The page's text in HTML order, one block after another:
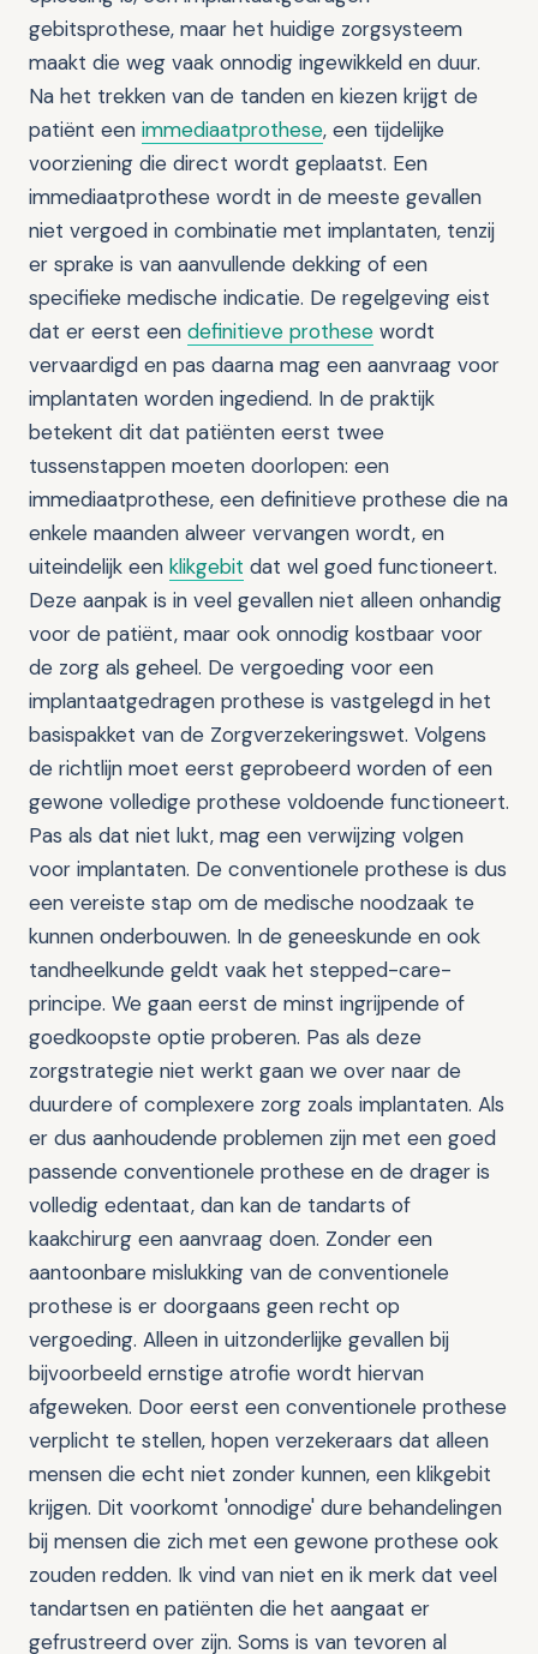
gebitsprothese, maar het huidige zorgsysteem
maakt die weg vaak onnodig ingewikkeld en duur.
Na het trekken van de tanden en kiezen krijgt de
patiënt een immediaatprothese, een tijdelijke
voorziening die direct wordt geplaatst. Een
immediaatprothese wordt in de meeste gevallen
niet vergoed in combinatie met implantaten, tenzij
er sprake is van aanvullende dekking of een
specifieke medische indicatie. De regelgeving eist
dat er eerst een definitieve prothese wordt
vervaardigd en pas daarna mag een aanvraag voor
implantaten worden ingediend. In de praktijk
betekent dit dat patiënten eerst twee
tussenstappen moeten doorlopen: een
immediaatprothese, een definitieve prothese die na
enkele maanden alweer vervangen wordt, en
uiteindelijk een klikgebit dat wel goed functioneert.
Deze aanpak is in veel gevallen niet alleen onhandig
voor de patiënt, maar ook onnodig kostbaar voor
de zorg als geheel. De vergoeding voor een
implantaatgedragen prothese is vastgelegd in het
basispakket van de Zorgverzekeringswet. Volgens
de richtlijn moet eerst geprobeerd worden of een
gewone volledige prothese voldoende functioneert.
Pas als dat niet lukt, mag een verwijzing volgen
voor implantaten. De conventionele prothese is dus
een vereiste stap om de medische noodzaak te
kunnen onderbouwen. In de geneeskunde en ook
tandheelkunde geldt vaak het stepped-care-
principe. We gaan eerst de minst ingrijpende of
goedkoopste optie proberen. Pas als deze
zorgstrategie niet werkt gaan we over naar de
duurdere of complexere zorg zoals implantaten. Als
er dus aanhoudende problemen zijn met een goed
passende conventionele prothese en de drager is
volledig edentaat, dan kan de tandarts of
kaakchirurg een aanvraag doen. Zonder een
aantoonbare mislukking van de conventionele
prothese is er doorgaans geen recht op
vergoeding. Alleen in uitzonderlijke gevallen bij
bijvoorbeeld ernstige atrofie wordt hiervan
afgeweken. Door eerst een conventionele prothese
verplicht te stellen, hopen verzekeraars dat alleen
mensen die echt niet zonder kunnen, een klikgebit
krijgen. Dit voorkomt 'onnodige' dure behandelingen
bij mensen die zich met een gewone prothese ook
zouden redden. Ik vind van niet en ik merk dat veel
tandartsen en patiënten die het aangaat er
gefrustreerd over zijn. Soms is van tevoren al